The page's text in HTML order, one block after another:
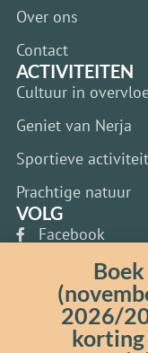
Over ons
Contact
ACTIVITEITEN
Cultuur in
Geniet van Nerja
Sportieve
Prachtige natuur
VOLG
Facebook
Instagram
Whatsapp
Google
2026/
korting